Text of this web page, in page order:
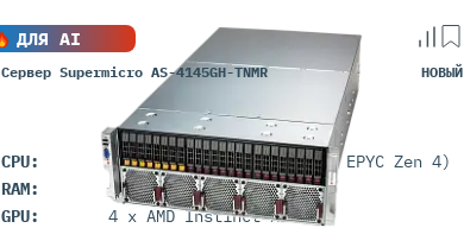
ДЛЯ AI
Сервер Supermicro AS-4145GH-TNMR НОВЫЙ
CPU:
AMD Instinct MI300A (AMD EPYC Zen 4)
RAM:
512GB (HBM3)
GPU:
4 x AMD Instinct MI300A